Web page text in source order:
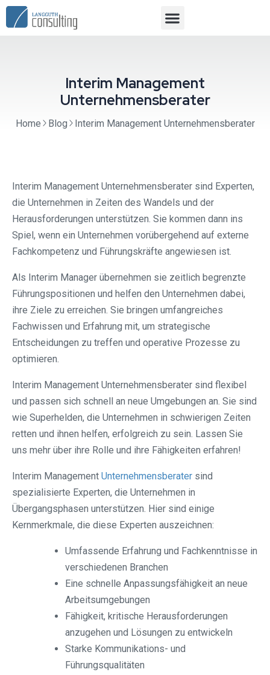
Interim Management
Unternehmensberater
Home Blog Interim Management Unternehmensberater
Interim Management Unternehmensberater sind Experten,
die Unternehmen in Zeiten des Wandels und der
Herausforderungen unterstützen. Sie kommen dann ins
Spiel, wenn ein Unternehmen vorübergehend auf externe
Fachkompetenz und Führungskräfte angewiesen ist.
Als Interim Manager übernehmen sie zeitlich begrenzte
Führungspositionen und helfen den Unternehmen dabei,
ihre Ziele zu erreichen. Sie bringen umfangreiches
Fachwissen und Erfahrung mit, um strategische
Entscheidungen zu treffen und operative Prozesse zu
optimieren.
Interim Management Unternehmensberater sind flexibel
und passen sich schnell an neue Umgebungen an. Sie sind
wie Superhelden, die Unternehmen in schwierigen Zeiten
retten und ihnen helfen, erfolgreich zu sein. Lassen Sie
uns mehr über ihre Rolle und ihre Fähigkeiten erfahren!
Interim Management Unternehmensberater sind
spezialisierte Experten, die Unternehmen in
Übergangsphasen unterstützen. Hier sind einige
Kernmerkmale, die diese Experten auszeichnen:
Umfassende Erfahrung und Fachkenntnisse in
verschiedenen Branchen
Eine schnelle Anpassungsfähigkeit an neue
Arbeitsumgebungen
Fähigkeit, kritische Herausforderungen
anzugehen und Lösungen zu entwickeln
Starke Kommunikations- und
Führungsqualitäten